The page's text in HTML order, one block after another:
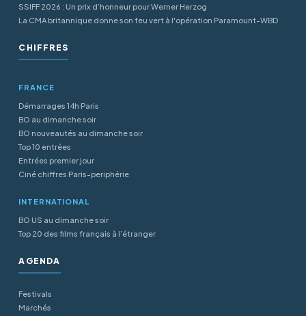
SSIFF 2026 : Un prix d’honneur pour Werner Herzog
La CMA britannique donne son feu vert à l'opération Paramount-WBD
CHIFFRES
FRANCE
Démarrages 14h Paris
BO au dimanche soir
BO nouveautés au dimanche soir
Top 10 entrées
Entrées premier jour
Ciné chiffres Paris-periphérie
INTERNATIONAL
BO US au dimanche soir
Top 20 des films français à l’étranger
AGENDA
Festivals
Marchés